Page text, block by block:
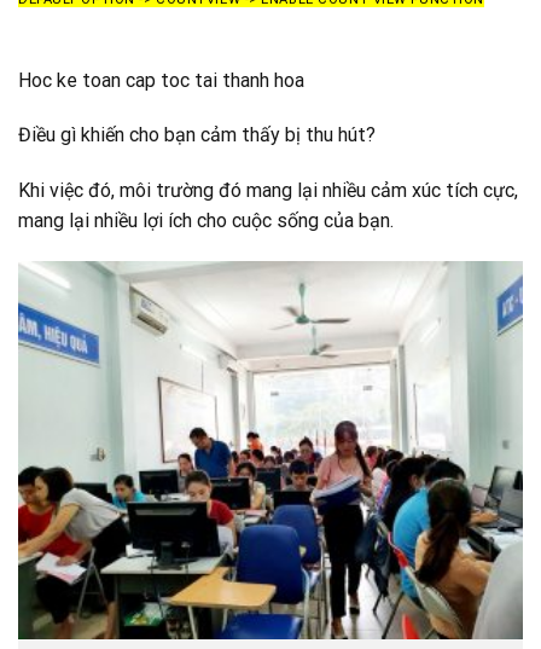
Hoc ke toan cap toc tai thanh hoa
Điều gì khiến cho bạn cảm thấy bị thu hút?
Khi việc đó, môi trường đó mang lại nhiều cảm xúc tích cực,
mang lại nhiều lợi ích cho cuộc sống của bạn.